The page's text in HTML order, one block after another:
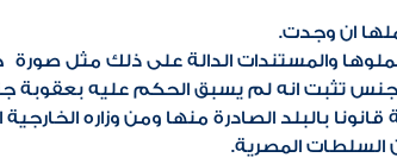
ان وجدت.
والمستندات الدالة على ذلك مثل صورة
تثبت انه لم يسبق الحكم عليه بعقوبة
بالبلد الصادرة منها ومن وزاره الخارجية
السلطات المصرية.